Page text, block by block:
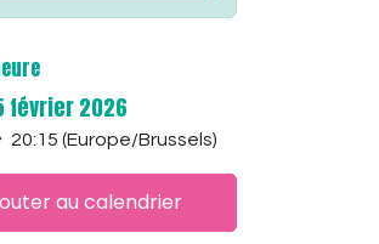
février 2026
20:15 (Europe/Brussels)
au calendrier